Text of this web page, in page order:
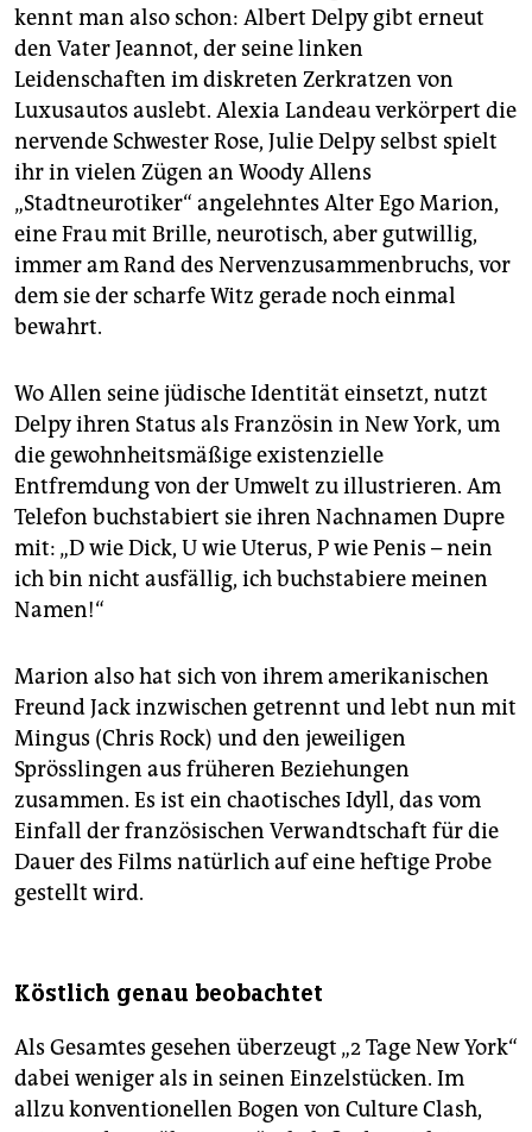
kennt man also schon: Albert Delpy gibt erneut
den Vater Jeannot, der seine linken
Leidenschaften im diskreten Zerkratzen von
Luxusautos auslebt. Alexia Landeau verkörpert die
nervende Schwester Rose, Julie Delpy selbst spielt
ihr in vielen Zügen an Woody Allens
„Stadtneurotiker“ angelehntes Alter Ego Marion,
eine Frau mit Brille, neurotisch, aber gutwillig,
immer am Rand des Nervenzusammenbruchs, vor
dem sie der scharfe Witz gerade noch einmal
bewahrt.
Wo Allen seine jüdische Identität einsetzt, nutzt
Delpy ihren Status als Französin in New York, um
die gewohnheitsmäßige existenzielle
Entfremdung von der Umwelt zu illustrieren. Am
Telefon buchstabiert sie ihren Nachnamen Dupre
mit: „D wie Dick, U wie Uterus, P wie Penis – nein
ich bin nicht ausfällig, ich buchstabiere meinen
Namen!“
Marion also hat sich von ihrem amerikanischen
Freund Jack inzwischen getrennt und lebt nun mit
Mingus (Chris Rock) und den jeweiligen
Sprösslingen aus früheren Beziehungen
zusammen. Es ist ein chaotisches Idyll, das vom
Einfall der französischen Verwandtschaft für die
Dauer des Films natürlich auf eine heftige Probe
gestellt wird.
Köstlich genau beobachtet
Als Gesamtes gesehen überzeugt „2 Tage New York“
dabei weniger als in seinen Einzelstücken. Im
allzu konventionellen Bogen von Culture Clash,